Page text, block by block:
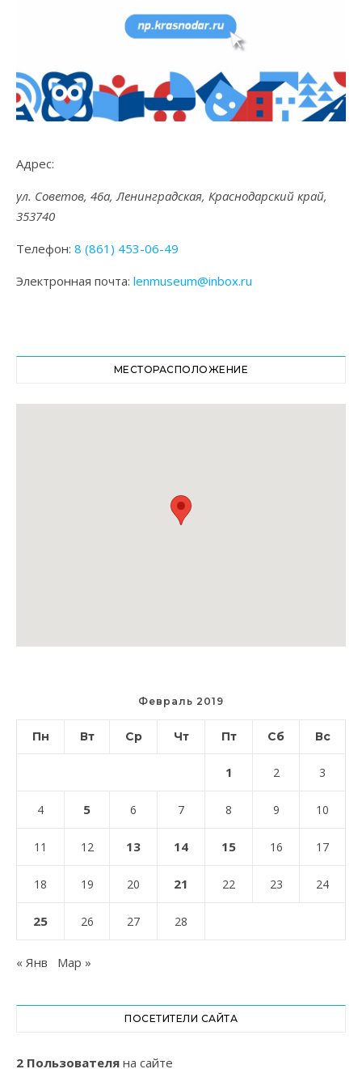
Адрес:
ул. Советов, 46а, Ленинградская, Краснодарский край,
353740
Телефон: 8 (861) 453-06-49
Электронная почта: lenmuseum@inbox.ru
МЕСТОРАСПОЛОЖЕНИЕ
Февраль 2019
Пн Вт Ср Чт Пт Сб Вс
1 2 3
4 5 6 7 8 9 10
11 12 13 14 15 16 17
18 19 20 21 22 23 24
25 26 27 28
« Янв Мар »
ПОСЕТИТЕЛИ САЙТА
2 Пользователя на сайте